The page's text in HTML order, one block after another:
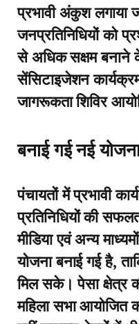
प्रभावी अंकुश लगाया
जनप्रतिनिधियों को
से अधिक सक्षम बनाने
सेंसिटाइजेशन
जागरूकता शिविर
बनाई गई नई
पंचायतों में प्रभावी
प्रतिनिधियों की
मीडिया एवं अन्य
योजना बनाई गई है,
मिल सके। पेसा क्षेत्र
महिला सभा आयोजित